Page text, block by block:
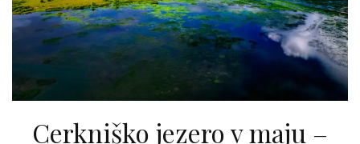
Cerkniško jezero v maju –